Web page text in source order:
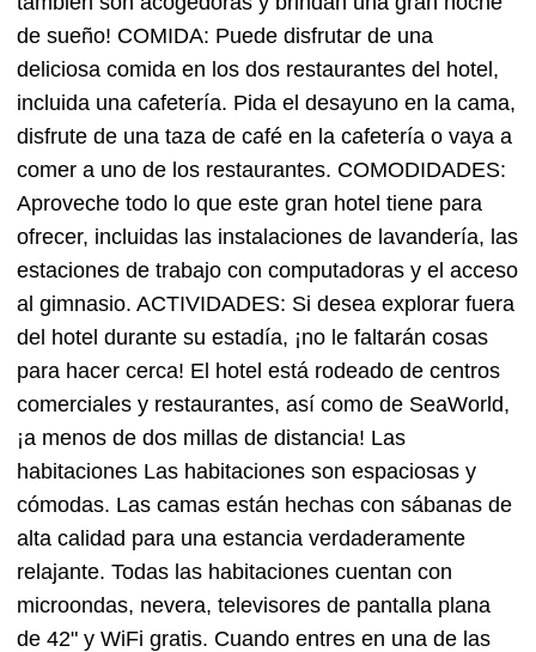
de sueño! COMIDA: Puede disfrutar de una
deliciosa comida en los dos restaurantes del hotel,
incluida una cafetería. Pida el desayuno en la cama,
disfrute de una taza de café en la cafetería o vaya a
comer a uno de los restaurantes. COMODIDADES:
Aproveche todo lo que este gran hotel tiene para
ofrecer, incluidas las instalaciones de lavandería, las
estaciones de trabajo con computadoras y el acceso
al gimnasio. ACTIVIDADES: Si desea explorar fuera
del hotel durante su estadía, ¡no le faltarán cosas
para hacer cerca! El hotel está rodeado de centros
comerciales y restaurantes, así como de SeaWorld,
¡a menos de dos millas de distancia! Las
habitaciones Las habitaciones son espaciosas y
cómodas. Las camas están hechas con sábanas de
alta calidad para una estancia verdaderamente
relajante. Todas las habitaciones cuentan con
microondas, nevera, televisores de pantalla plana
de 42" y WiFi gratis. Cuando entres en una de las